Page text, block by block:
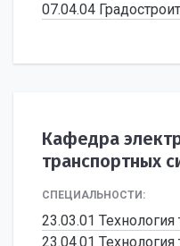
07.04.04
Кафедра
транспортных
СПЕЦИАЛЬНОСТИ:
23.03.01
23.04.01